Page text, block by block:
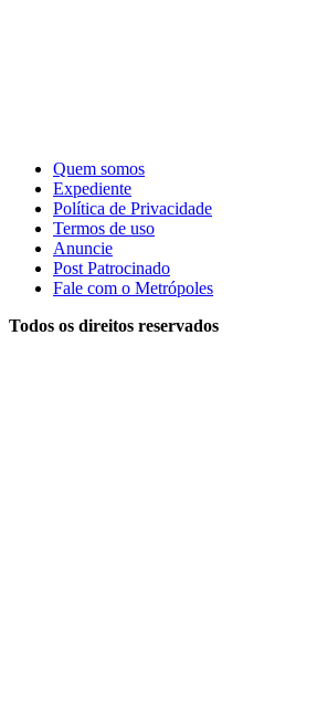
Quem somos
Expediente
Política de Privacidade
Termos de uso
Anuncie
Post Patrocinado
Fale com o Metrópoles
Todos os direitos reservados